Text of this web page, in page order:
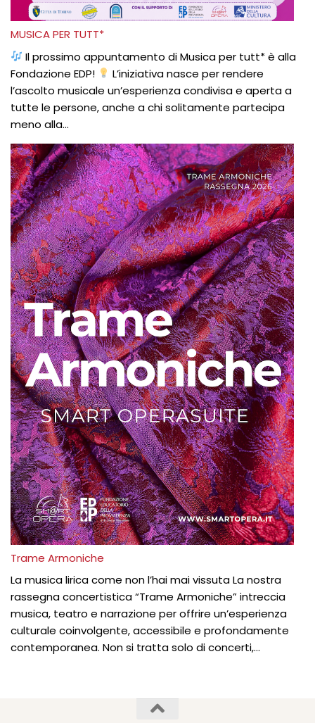
MUSICA PER TUTT*
Il prossimo appuntamento di Musica per tutt* è alla
Fondazione EDP!
L’iniziativa nasce per rendere
l’ascolto musicale un’esperienza condivisa e aperta a
tutte le persone, anche a chi solitamente partecipa
meno alla...
Trame Armoniche
La musica lirica come non l’hai mai vissuta La nostra
rassegna concertistica “Trame Armoniche” intreccia
musica, teatro e narrazione per offrire un’esperienza
culturale coinvolgente, accessibile e profondamente
contemporanea. Non si tratta solo di concerti,...